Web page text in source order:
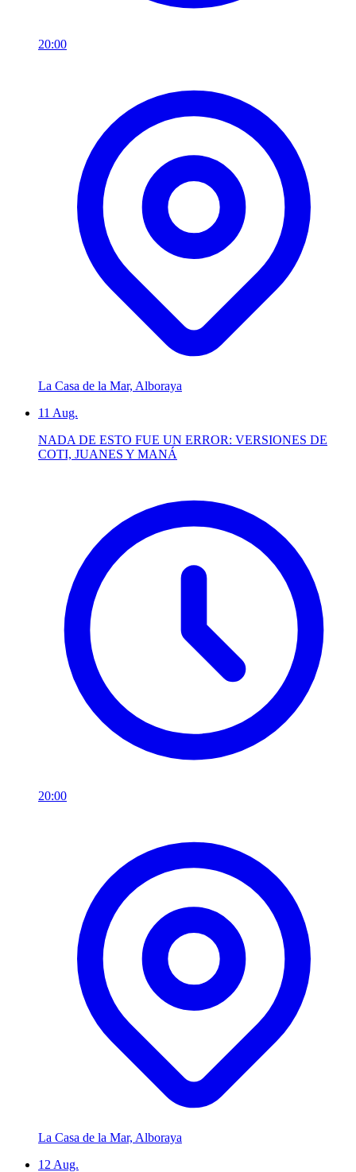
20:00
La Casa de la Mar, Alboraya
11 Aug.
NADA DE ESTO FUE UN ERROR: VERSIONES DE
COTI, JUANES Y MANÁ
20:00
La Casa de la Mar, Alboraya
12Aug.